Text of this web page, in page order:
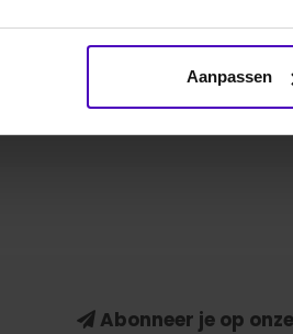
Aanpassen
Abonneer je op